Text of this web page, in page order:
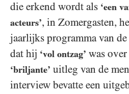
die erkend wordt als ‘een
acteurs’, in Zomergasten,
jaarlijks programma van de
dat hij ‘vol ontzag’ was
‘briljante’ uitleg van de
interview bevatte een